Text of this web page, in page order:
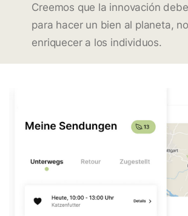
Creemos que la innovación
para hacer un bien al planeta,
enriquecer a los individuos.